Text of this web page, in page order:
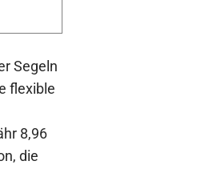
Segeln
flexible
8,96
die